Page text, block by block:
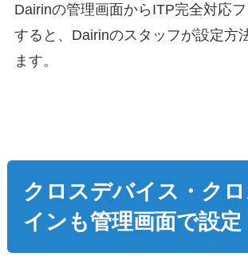
Dairinの管理画面からITP完全対応
すると、Dairinのスタッフが設定方
ます。
クロスデバイス・ク
インも管理画面で設定